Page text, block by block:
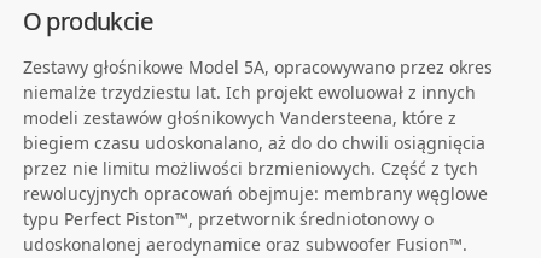
O produkcie
Zestawy głośnikowe Model 5A, opracowywano przez okres
niemalże trzydziestu lat. Ich projekt ewoluował z innych
modeli zestawów głośnikowych Vandersteena, które z
biegiem czasu udoskonalano, aż do do chwili osiągnięcia
przez nie limitu możliwości brzmieniowych. Część z tych
rewolucyjnych opracowań obejmuje: membrany węglowe
typu Perfect Piston™, przetwornik średniotonowy o
udoskonalonej aerodynamice oraz subwoofer Fusion™.